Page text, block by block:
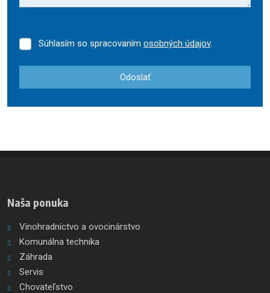
Súhlasím
spracovaním
Súhlasím so spracovaním osobných údajov.
Odoslať
odoslať
Naša ponuka
Vinohradníctvo a ovocinárstvo
Komunálna technika
Záhrada
Servis
Chovateľstvo